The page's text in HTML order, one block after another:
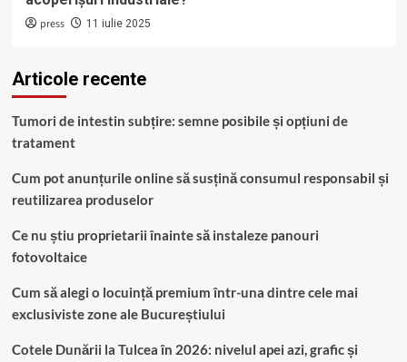
press 11 iulie 2025
Articole recente
Tumori de intestin subțire: semne posibile și opțiuni de
tratament
Cum pot anunțurile online să susțină consumul responsabil și
reutilizarea produselor
Ce nu știu proprietarii înainte să instaleze panouri
fotovoltaice
Cum să alegi o locuință premium într-una dintre cele mai
exclusiviste zone ale Bucureștiului
Cotele Dunării la Tulcea în 2026: nivelul apei azi, grafic și